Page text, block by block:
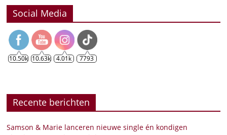
Social Media
10.50k 10.63k 4.01k 7793
Recente berichten
Samson & Marie lanceren nieuwe single én kondigen